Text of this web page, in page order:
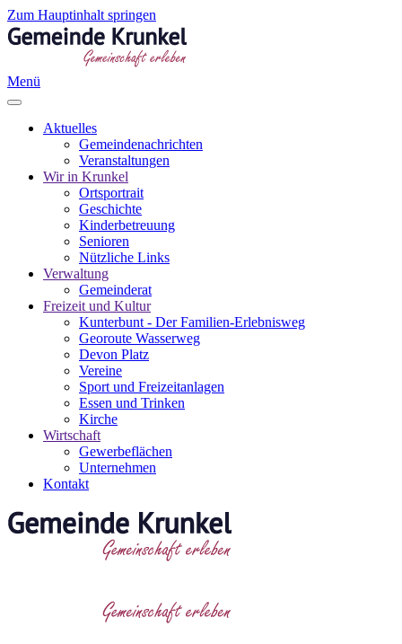
Zum Hauptinhalt springen
Menü
Aktuelles
Gemeindenachrichten
Veranstaltungen
Wir in Krunkel
Ortsportrait
Geschichte
Kinderbetreuung
Senioren
Nützliche Links
Verwaltung
Gemeinderat
Freizeit und Kultur
Kunterbunt - Der Familien-Erlebnisweg
Georoute Wasserweg
Devon Platz
Vereine
Sport und Freizeitanlagen
Essen und Trinken
Kirche
Wirtschaft
Gewerbeflächen
Unternehmen
Kontakt